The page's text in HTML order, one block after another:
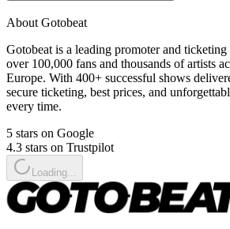
About Gotobeat
Gotobeat is a leading promoter and
over 100,000 fans and thousands of artists
Europe. With 400+ successful shows
secure ticketing, best prices, and
every time.
5 stars on Google
4.3 stars on Trustpilot
Loading...